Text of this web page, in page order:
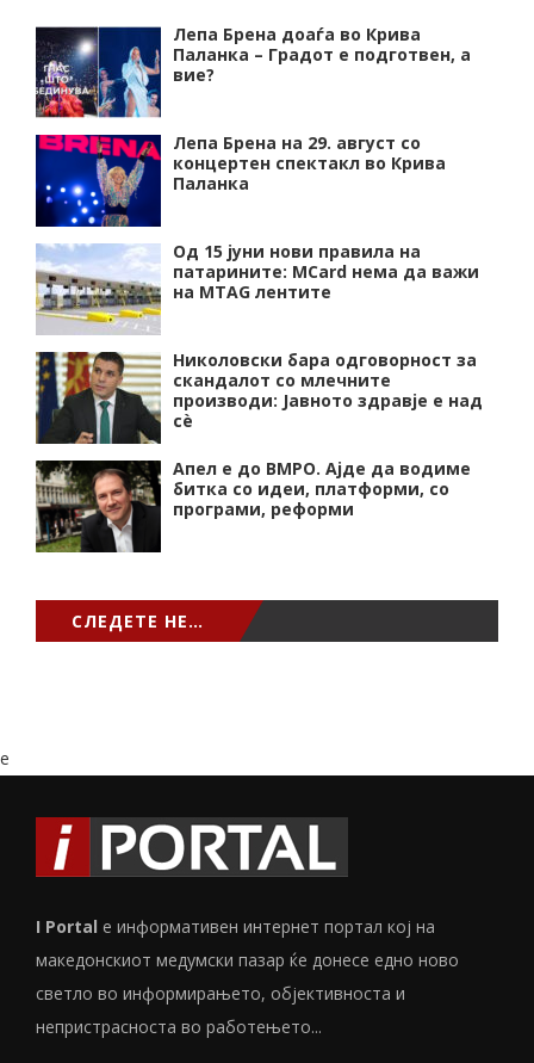
Лепа Брена доаѓа во Крива
Паланка – Градот е подготвен, а
вие?
Лепа Брена на 29. август со
концертен спектакл во Крива
Паланка
Од 15 јуни нови правила на
патарините: MCard нема да важи
на MTAG лентите
Николовски бара одговорност за
скандалот со млечните
производи: Јавното здравје е над
сѐ
Апел е до ВМРО. Ајде да водиме
битка со идеи, платформи, со
програми, реформи
СЛЕДЕТЕ НЕ…
e
I Portal е информативен интернет портал кој на
македонскиот медумски пазар ќе донесе едно ново
светло во информирањето, објективноста и
непристрасноста во работењето...